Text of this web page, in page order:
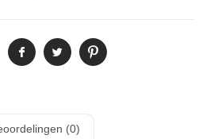
(0)